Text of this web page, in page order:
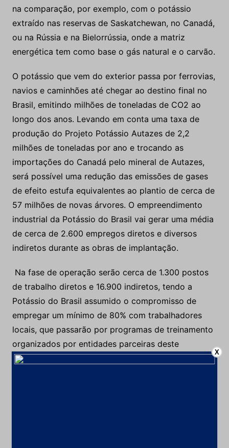
na comparação, por exemplo, com o potássio
extraído nas reservas de Saskatchewan, no Canadá,
ou na Rússia e na Bielorrússia, onde a matriz
energética tem como base o gás natural e o carvão.
O potássio que vem do exterior passa por ferrovias,
navios e caminhões até chegar ao destino final no
Brasil, emitindo milhões de toneladas de CO2 ao
longo dos anos. Levando em conta uma taxa de
produção do Projeto Potássio Autazes de 2,2
milhões de toneladas por ano e trocando as
importações do Canadá pelo mineral de Autazes,
será possível uma redução das emissões de gases
de efeito estufa equivalentes ao plantio de cerca de
57 milhões de novas árvores. O empreendimento
industrial da Potássio do Brasil vai gerar uma média
de cerca de 2.600 empregos diretos e diversos
indiretos durante as obras de implantação.
Na fase de operação serão cerca de 1.300 postos
de trabalho diretos e 16.900 indiretos, tendo a
Potássio do Brasil assumido o compromisso de
empregar um mínimo de 80% com trabalhadores
locais, que passarão por programas de treinamento
organizados por entidades parceiras deste
importante projeto de desenvolvimento do interior
X